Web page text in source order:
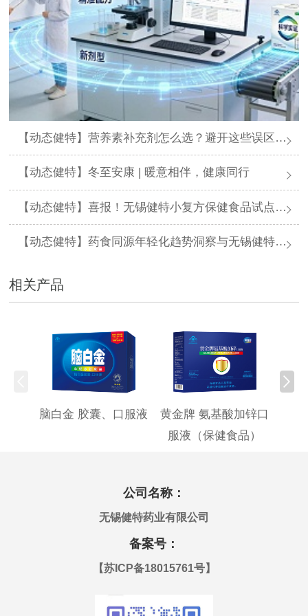
【动态健特】营养素补充剂怎么选？避开这些误区，科学进补不踩坑
【动态健特】冬至安康 | 暖意相伴，健康同行
【动态健特】喜报！无锡健特小复方保健食品试点申报通过省局初审
【动态健特】药食同源年轻化趋势洞察与无锡健特一站式创新解决方案
相关产品
脑白金 胶囊、口服液
黄金牌 氨基酸加锌口
服液（保健食品）
公司名称：
无锡健特药业有限公司
备案号：
【苏ICP备18015761号】